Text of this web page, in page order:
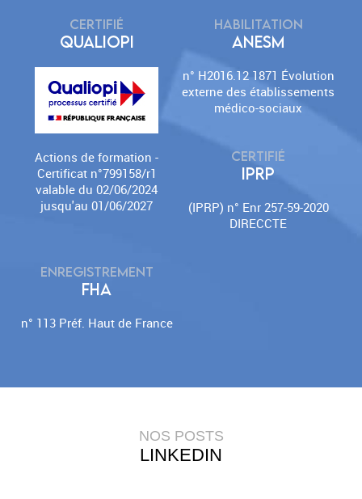
CERTIFIÉ
QUALIOPI
Actions de formation -
Certificat n°799158/r1
valable du 02/06/2024
jusqu'au 01/06/2027
HABILITATION
ANESM
n° H2016.12 1871 Évolution
externe des établissements
médico-sociaux
CERTIFIÉ
IPRP
(IPRP) n° Enr 257-59-2020
DIRECCTE
ENREGISTREMENT
FHA
n° 113 Préf. Haut de France
NOS POSTS
LINKEDIN